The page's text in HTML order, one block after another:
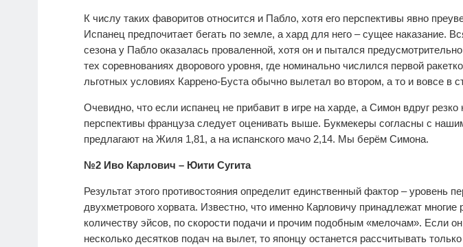
К числу таких фаворитов относится и Пабло, хотя его перспективы явно
Испанец предпочитает бегать по земле, а хард для него – сущее наказание.
сезона у Пабло оказалась проваленной, хотя он и пытался
тех соревнованиях дворового уровня, где номинально числился первой
льготных условиях Каррено-Буста обычно вылетал во втором, а то и вовсе в
Очевидно, что если испанец не прибавит в игре на харде, а Симон вдруг резко
перспективы француза следует оценивать выше. Букмекеры согласны с
предлагают на Жиля 1,81, а на испанского мачо 2,14. Мы берём Симона.
№2 Иво Карлович – Юити Сугита
Результат этого противостояния определит единственный фактор – уровень
двухметрового хорвата. Известно, что именно Карловичу принадлежат многие
количеству эйсов, по скорости подачи и прочим подобным «мелочам». Если
несколько десятков подач на вылет, то японцу останется рассчитывать